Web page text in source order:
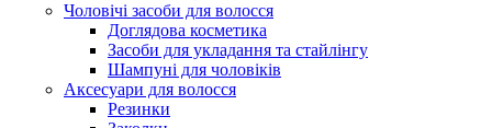
Чоловічі засоби для волосся
Доглядова косметика
Засоби для укладання та стайлінгу
Шампуні для чоловіків
Аксесуари для волосся
Резинки